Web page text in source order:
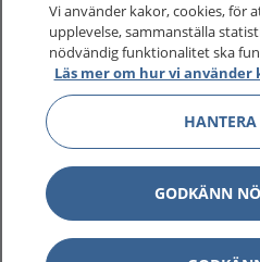
1177 på flera språk
Om 1177
Kontakt
Vi använder kakor, cookies, för
upplevelse, sammanställa
nödvändig funktionalitet ska
Läs mer om hur vi använder
GODKÄNN